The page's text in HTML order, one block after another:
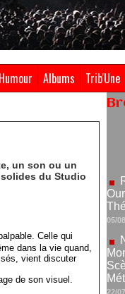
Humour Albums Trib'Une
un son ou un
du Studio
Celle qui
dans la vie quand,
vient discuter
de son visuel.
22/